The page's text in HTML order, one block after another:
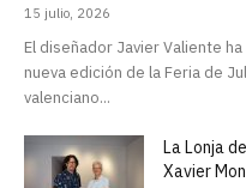
15 julio, 2026
El diseñador Javier Valiente
nueva edición de la Feria de
valenciano...
La Lonja
Xavier